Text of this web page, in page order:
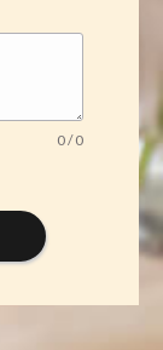
0/ 0